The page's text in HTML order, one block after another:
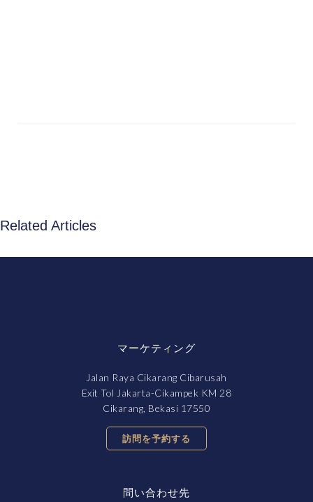
Related Articles
マーケティング
Jalan Raya Cikarang Cibarusah
Exit Tol Jakarta-Cikampek KM 28
Cikarang, Bekasi 17550
訪問を予約する
問い合わせ先